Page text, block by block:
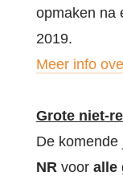
opmaken na
2019.
Meer info
Grote niet-
De
NRvoor alle